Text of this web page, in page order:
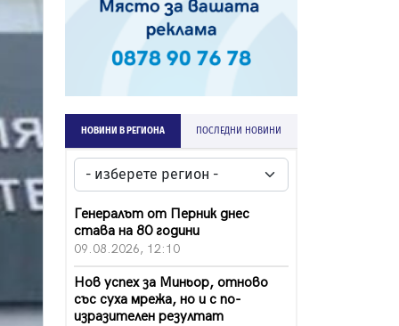
НОВИНИ В РЕГИОНА ПОСЛЕДНИ НОВИНИ
Генералът от Перник днес
става на 80 години
09.08.2026, 12:10
Нов успех за Миньор, отново
със суха мрежа, но и с по-
изразителен резултат